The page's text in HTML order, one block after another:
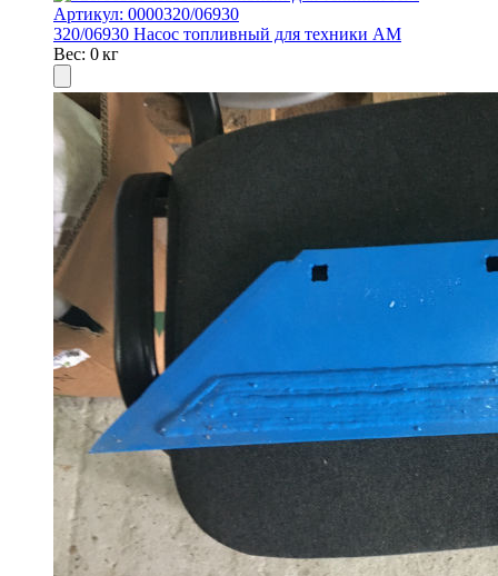
Артикул: 0000320/06930
320/06930 Насос топливный для техники AM
Вес: 0 кг